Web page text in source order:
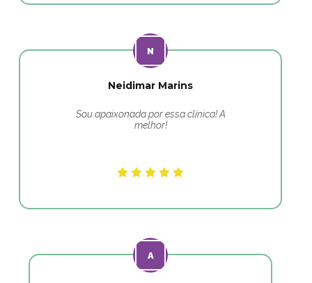
Neidimar Marins
Sou apaixonada por essa clínica! A
melhor!